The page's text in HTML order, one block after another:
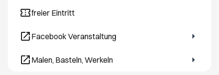
freier Eintritt
Facebook Veranstaltung
Öffnet ein neues Browser-Tab
Malen, Basteln, Werkeln
Öffnet ein neues Browser-Tab